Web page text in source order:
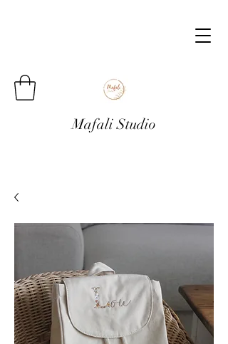
Mafali Studio